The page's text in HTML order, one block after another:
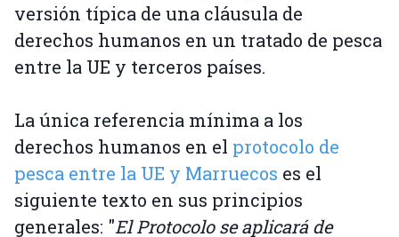
versión típica de una cláusula de
derechos humanos en un tratado de pesca
entre la UE y terceros países.
La única referencia mínima a los
derechos humanos en el protocolo de
pesca entre la UE y Marruecos es el
siguiente texto en sus principios
generales: "El Protocolo se aplicará de